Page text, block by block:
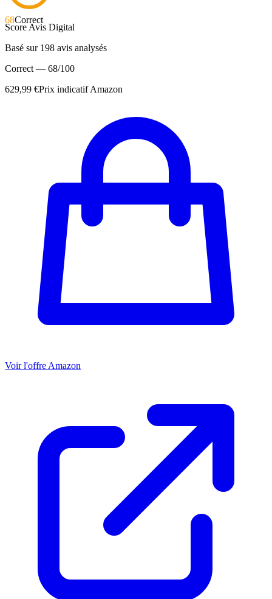
68Correct
Score Avis Digital
Basé sur 198 avis analysés
Correct — 68/100
629,99 €Prix indicatif Amazon
Voir l'offre Amazon